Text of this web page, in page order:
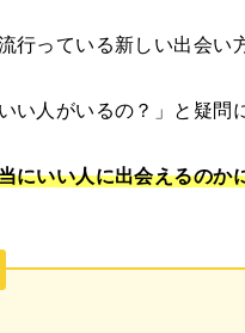
行っている新しい出会い
い人がいるの？」と疑問
にいい人に出会えるのか